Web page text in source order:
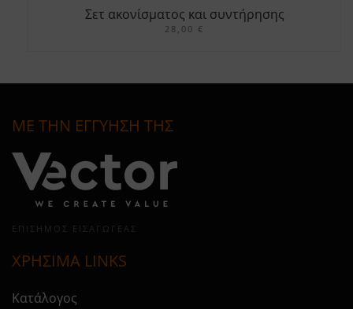
Σετ ακονίσματος και συντήρησης
κλαδευτηριών
28,00 €
ΜΕ ΤΗΝ ΕΓΓΥΗΣΗ ΤΗΣ
ΕΠΊΣΗΜΟΣ ΕΙΣΑΓΩΓΈΑΣ
ΧΡΗΣΙΜΑ LINKS
Κατάλογος